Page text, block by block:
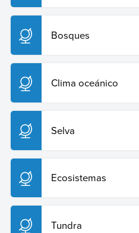
Bosques
Clima oceánico
Selva
Ecosistemas
Tundra